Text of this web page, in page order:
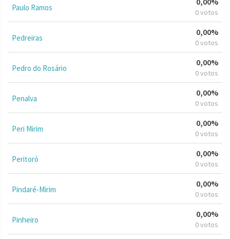
Paulo Ramos 0 votos
Pedreiras
0,00%
0 votos
Pedro do Rosário
0,00%
0 votos
Penalva
0,00%
0 votos
Peri Mirim
0,00%
0 votos
Peritoró
0,00%
0 votos
Pindaré-Mirim
0,00%
0 votos
Pinheiro
0,00%
0 votos